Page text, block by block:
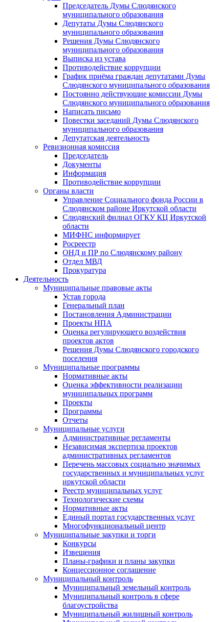
Председатель Думы Слюдянского
муниципального образования
Депутаты Думы Слюдянского
муниципального образования
Решения Думы Слюдянского
муниципального образования
Выписка из устава
Противодействие коррупции
График приёма граждан депутатами Думы
Слюдянского муниципального образования
Постоянно действующие комиссии Думы
Слюдянского муниципального образования
Написать письмо
Повестки заседаний Думы Слюдянского
муниципального образования
Депутатская деятельность
Ревизионная комиссия
Председатель
Документы
Информация
Противодействие коррупции
Органы власти
Управление Социального фонда России в
Слюдянском районе Иркутской области
Слюдянский филиал ОГКУ КЦ Иркутской
области
МИФНС информирует
Росреестр
ОНД и ПР по Слюдянскому району
Отдел МВД
Прокуратура
Деятельность
Муниципальные правовые акты
Устав города
Генеральный план
Постановления Администрации
Проекты НПА
Оценка регулирующего воздействия
проектов актов
Решения Думы Слюдянского городского
поселения
Муниципальные программы
Нормативные акты
Оценка эффективности реализации
муниципальных программ
Проекты
Программы
Отчеты
Муниципальные услуги
Административные регламенты
Независимая экспертиза проектов
административных регламентов
Перечень массовых социально значимых
государственных и муниципальных услуг
иркутской области
Реестр муниципальных услуг
Технологические схемы
Нормативные акты
Единый портал государственных услуг
Многофункциональный центр
Муниципальные закупки и торги
Конкурсы
Извещения
Планы-графики и планы закупки
Концессионное соглашение
Муниципальный контроль
Муниципальный земельный контроль
Муниципальный контроль в сфере
благоустройства
Муниципальный жилищный контроль